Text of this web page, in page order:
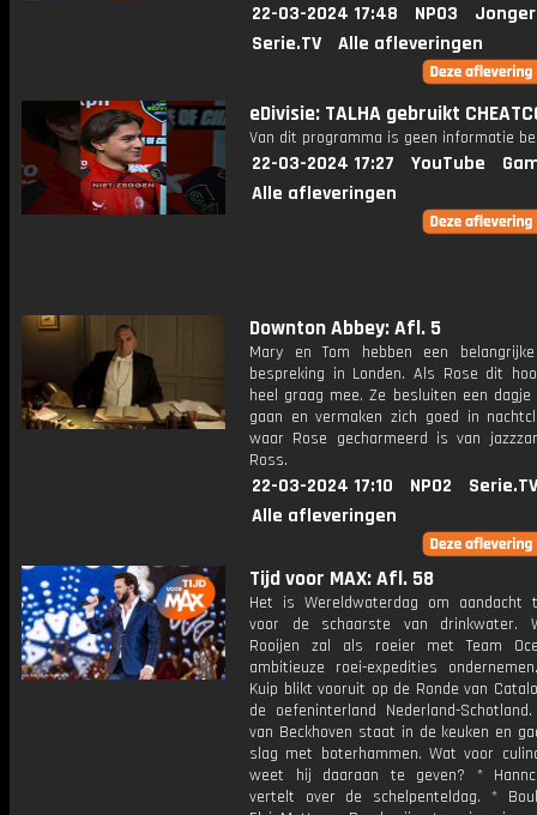
22-03-2024 17:48 NPO3
Serie.TV
Alle afleveringen
eDivisie: TALHA gebruikt
Van dit programma is geen informatie
22-03-2024 17:27 YouTube
Alle afleveringen
Downton Abbey: Afl. 5
Mary en Tom hebben een
bespreking in Londen. Als Rose dit
heel graag mee. Ze besluiten een
gaan en vermaken zich goed in
waar Rose gecharmeerd is van
Ross.
22-03-2024 17:10 NPO2
Serie.TV
Alle afleveringen
Tijd voor MAX: Afl. 58
Het is Wereldwaterdag om aandacht
voor de schaarste van drinkwater.
Rooijen zal als roeier met Team
ambitieuze roei-expedities
Kuip blikt vooruit op de Ronde van
de oefeninterland Nederland-
van Beckhoven staat in de keuken en
slag met boterhammen. Wat voor
weet hij daaraan te geven? *
vertelt over de schelpenteldag. *